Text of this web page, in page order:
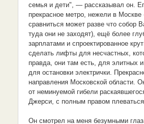
семья и дети", — рассказывал он.
прекрасное метро, нежели в Москве
сравниться может разве что собор
туда они не заходят), ещё более
зарплатами и спроектированное
сделать лифты для несчастных,
правда, они там есть, для элитных
для остановки электрички.
направления Московской области.
от неминуемой гибели
Джерси, с полным правом плеваться
Он смотрел на меня безумными